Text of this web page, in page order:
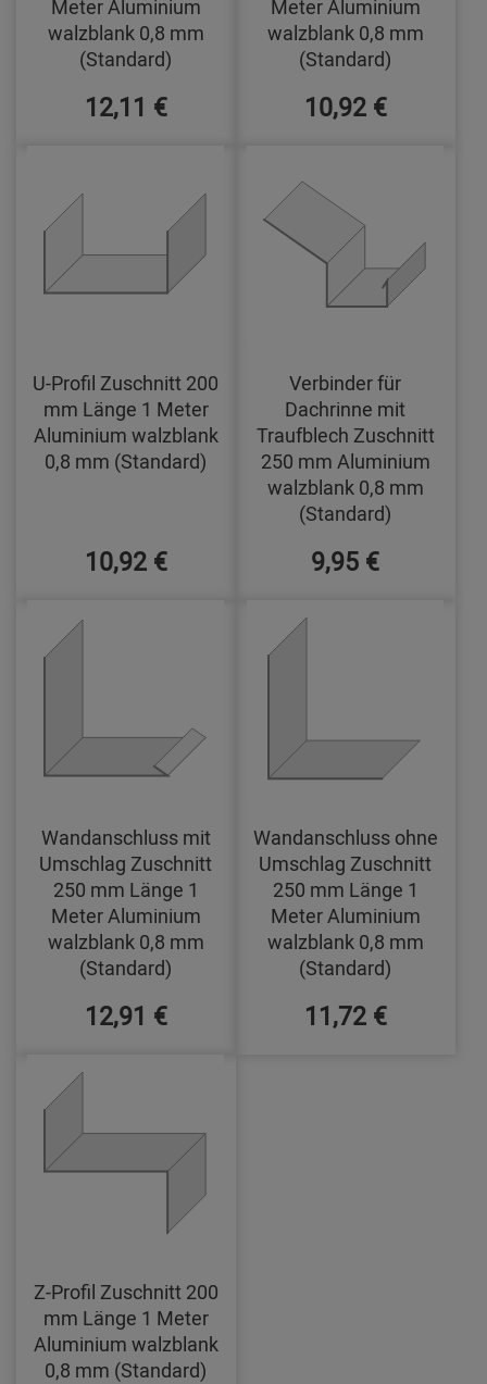
Meter Aluminium
walzblank 0,8 mm
(Standard)
12,11 €
Meter Aluminium
walzblank 0,8 mm
(Standard)
10,92 €
U-Profil Zuschnitt 200
mm Länge 1 Meter
Aluminium walzblank
0,8 mm (Standard)
10,92 €
Verbinder für
Dachrinne mit
Traufblech Zuschnitt
250 mm Aluminium
walzblank 0,8 mm
(Standard)
9,95 €
Wandanschluss mit
Umschlag Zuschnitt
250 mm Länge 1
Meter Aluminium
walzblank 0,8 mm
(Standard)
12,91 €
Wandanschluss ohne
Umschlag Zuschnitt
250 mm Länge 1
Meter Aluminium
walzblank 0,8 mm
(Standard)
11,72 €
Z-Profil Zuschnitt 200
mm Länge 1 Meter
Aluminium walzblank
0,8 mm (Standard)